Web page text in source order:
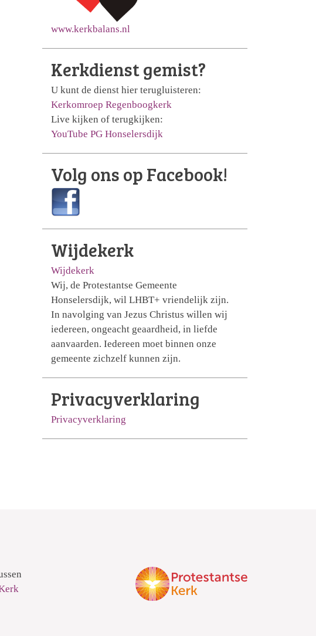
www.kerkbalans.nl
Kerkdienst gemist?
U kunt de dienst hier terugluisteren:
Kerkomroep Regenboogkerk
Live kijken of terugkijken:
YouTube PG Honselersdijk
Volg ons op Facebook!
Wijdekerk
Wijdekerk
Wij, de Protestantse Gemeente
Honselersdijk, wil LHBT+ vriendelijk zijn.
In navolging van Jezus Christus willen wij
iedereen, ongeacht geaardheid, in liefde
aanvaarden. Iedereen moet binnen onze
gemeente zichzelf kunnen zijn.
Privacyverklaring
Privacyverklaring